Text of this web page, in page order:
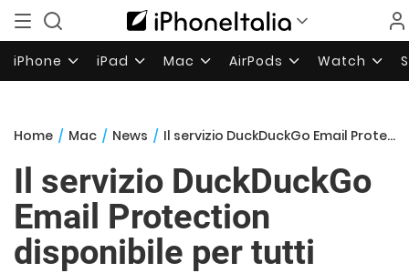
iPhone iPad Mac AirPods Watch
Home / Mac / News / Il servizio DuckDuckGo Email Protection disponibile per tutti
Il servizio DuckDuckGo
Email Protection
disponibile per tutti